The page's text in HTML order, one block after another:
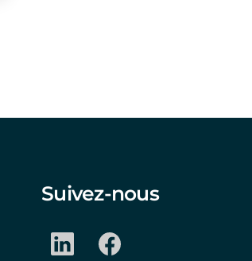
Suivez-nous